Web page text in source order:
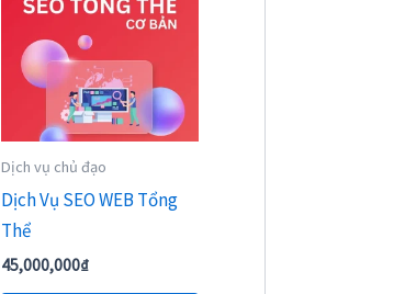
Dịch vụ chủ đạo
Dịch Vụ SEO WEB Tổng
Thể
45,000,000₫